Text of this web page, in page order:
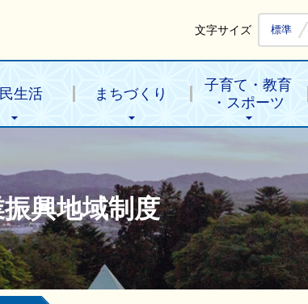
文字サイズ 標準
生活 まちづくり
子育て・教育
・スポーツ
興地域制度